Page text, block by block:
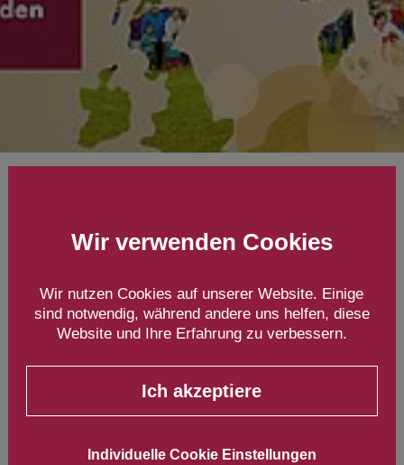
Wir verwenden Cookies
Wir nutzen Cookies auf unserer Website. Einige
sind notwendig, während andere uns helfen, diese
Website und Ihre Erfahrung zu verbessern.
Ich akzeptiere
Individuelle Cookie Einstellungen
und SchwedenKopenhagen
24. bis 27. April 2023